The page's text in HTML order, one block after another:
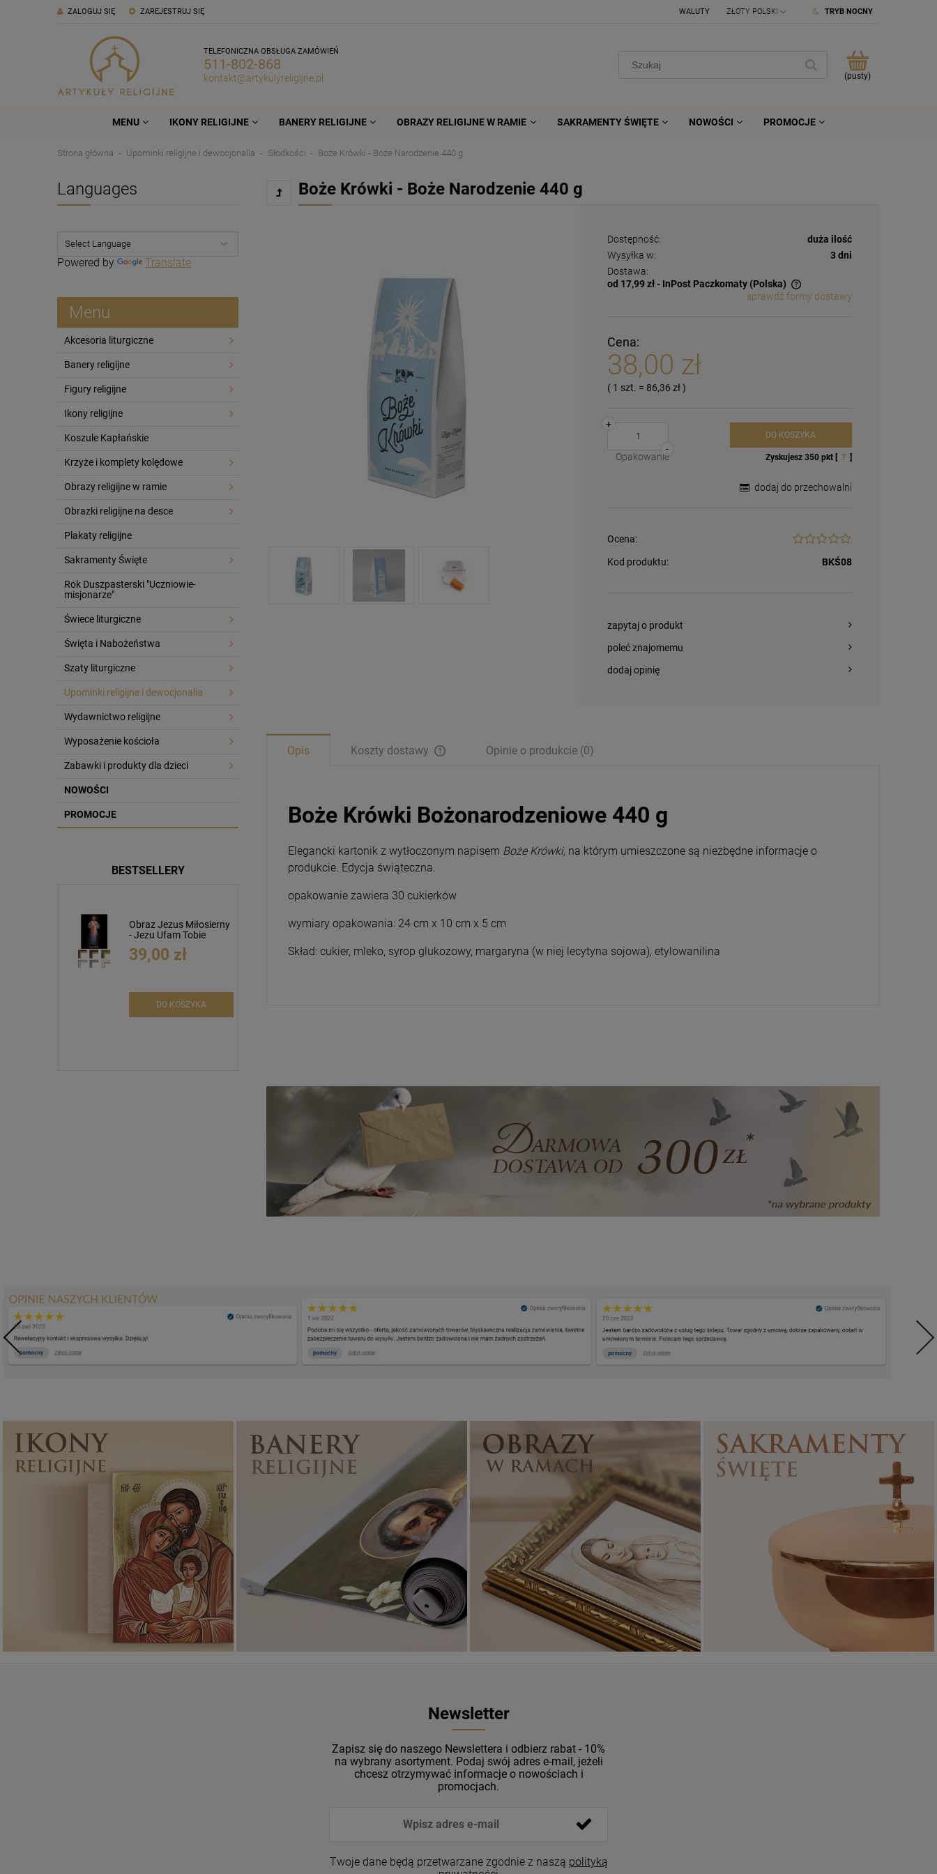
ZAREJESTRUJ SIĘ
ZALOGUJ SIĘ TRYB NOCNY
WALUTY
TELEFONICZNA OBSŁUGA ZAMÓWIEŃ
511-802-868
kontakt@artykulyreligijne.pl (pusty)
MENU IKONY RELIGIJNE BANERY RELIGIJNE OBRAZY RELIGIJNE W RAMIE SAKRAMENTY ŚWIĘTE NOWOŚCI PROMOCJE
Strona główna Upominki religijne i dewocjonalia Słodkości Boże Krówki - Boże Narodzenie 440 g
Languages
Powered by Translate
Menu
Akcesoria liturgiczne
Banery religijne
Figury religijne
Ikony religijne
Koszule Kapłańskie
Krzyże i komplety kolędowe
Obrazy religijne w ramie
Obrazki religijne na desce
Plakaty religijne
Sakramenty Święte
Rok Duszpasterski "Uczniowie-
misjonarze"
Świece liturgiczne
Święta i Nabożeństwa
Szaty liturgiczne
Upominki religijne i dewocjonalia
Wydawnictwo religijne
Wyposażenie kościoła
Zabawki i produkty dla dzieci
NOWOŚCI
PROMOCJE
BESTSELLERY
Obraz Jezus Miłosierny
- Jezu Ufam Tobie
39,00 zł
DO KOSZYKA
Magnesy religijne
Wyszyński
26,00 zł
Magnesy religijne
Wyszyński
26,00 zł
Boże Krówki - Boże Narodzenie 440 g
Dostępność:
duża ilość
Wysyłka w:
3 dni
Dostawa:
od 17,99 zł - InPost Paczkomaty (Polska)
sprawdź formy dostawy
Cena:
38,00 zł
( 1 szt. = 86,36 zł)
-
+
Opakowanie
DO KOSZYKA
Zyskujesz 350pkt [ ? ]
dodaj do przechowalni
Ocena:
Kod produktu: BKŚ08
zapytaj o produkt
poleć znajomemu
dodaj opinię
Opis Koszty dostawy Opinie o produkcie (0)
Boże Krówki Bożonarodzeniowe 440 g
Elegancki kartonik z wytłoczonym napisem Boże Krówki, na którym umieszczone są niezbędne informacje o
produkcie. Edycja świąteczna.
opakowanie zawiera 30 cukierków
wymiary opakowania: 24 cm x 10 cm x 5 cm
Skład: cukier, mleko, syrop glukozowy, margaryna (w niej lecytyna sojowa), etylowanilina
Ikony religijne
PONAD 400
WZORÓW
Banery religijne Obrazy religijne
PIĘKNE
WZORY
Sakramenty Święte
Newsletter
Zapisz się do naszego Newslettera i odbierz rabat - 10%
na wybrany asortyment. Podaj swój adres e-mail, jeżeli
chcesz otrzymywać informacje o nowościach i
promocjach.
Twoje dane będą przetwarzane zgodnie z naszą polityką